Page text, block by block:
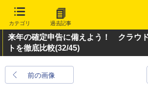
カテゴリ 過去記事
来年の確定申告に備えよう！ クラウ
トを徹底比較(32/45)
前の画像